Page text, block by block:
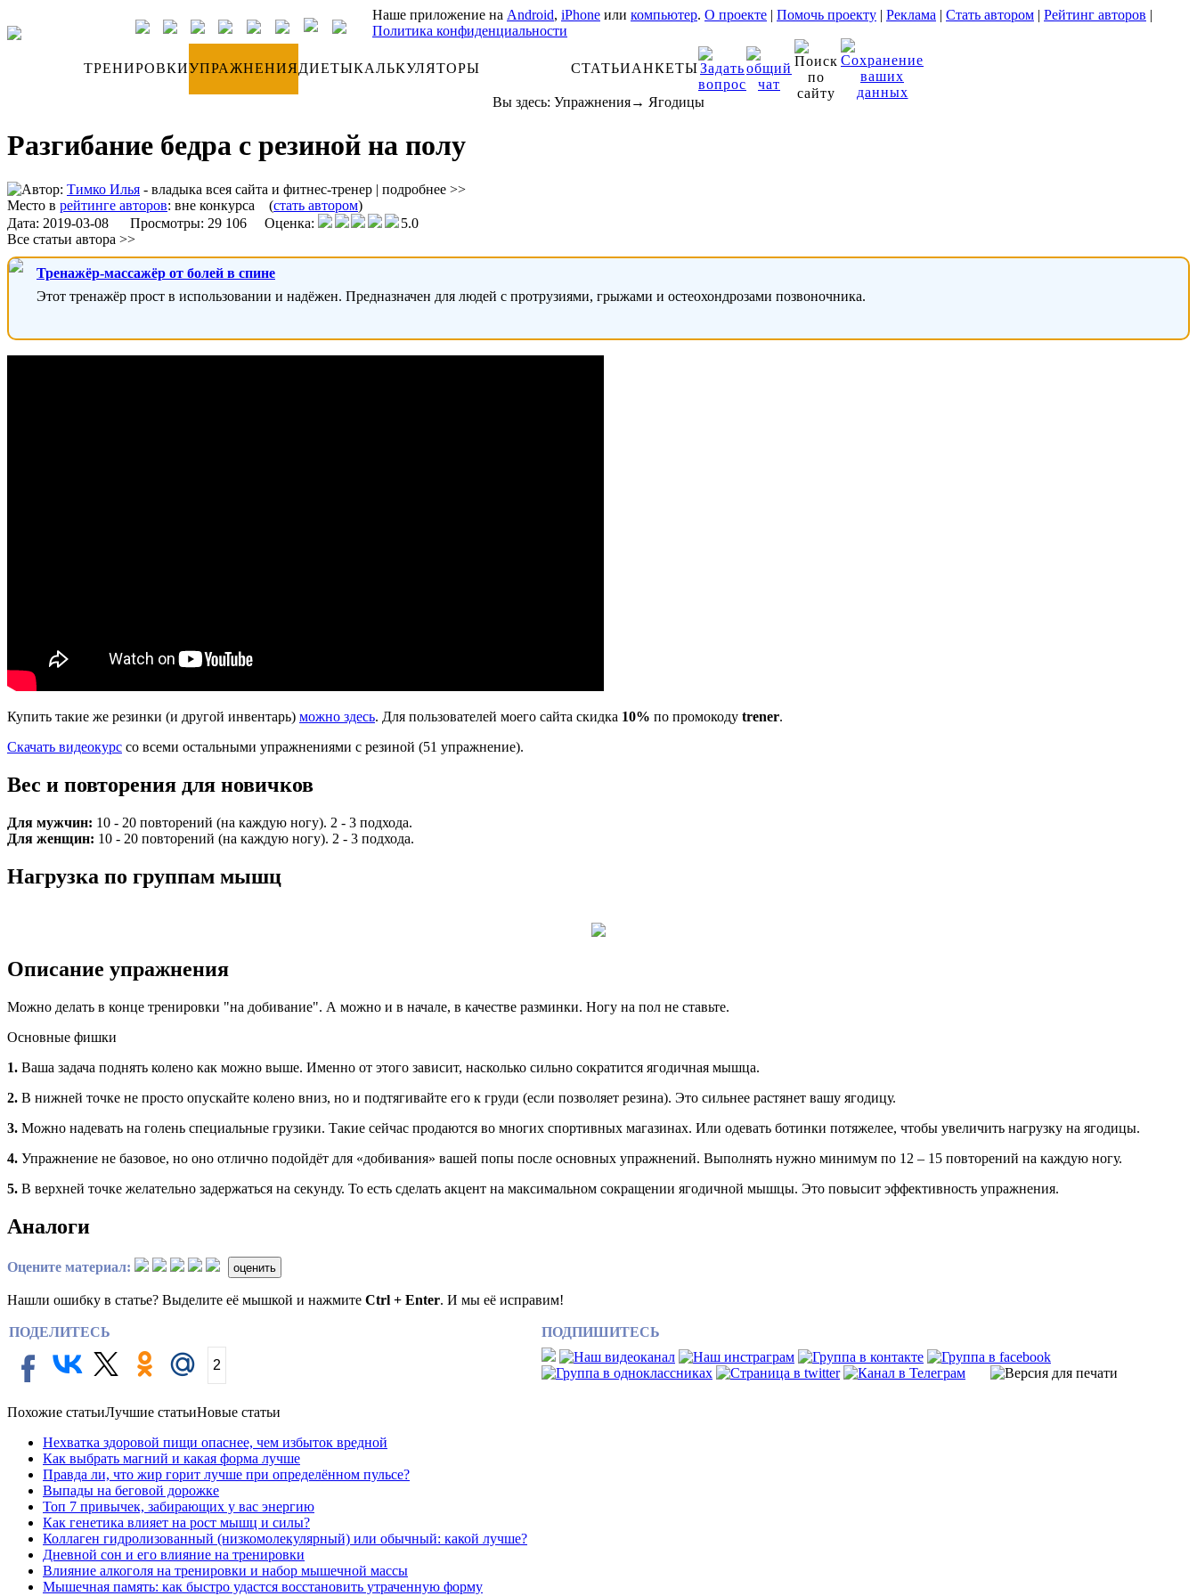
Наше приложение на Android, iPhone или компьютер. О проекте | Помочь проекту | Реклама | Стать автором | Рейтинг авторов |
Политика конфиденциальности
ТРЕНИРОВКИУПРАЖНЕНИЯДИЕТЫКАЛЬКУЛЯТОРЫ СТАТЬИАНКЕТЫ
Вы здесь: Упражнения→ Ягодицы
Разгибание бедра с резиной на полу
Автор: Тимко Илья - владыка всея сайта и фитнес-тренер | подробнее >>
Место в рейтинге авторов: вне конкурса (стать автором)
Дата: 2019-03-08 Просмотры: 29 106 Оценка:
5.0
Все статьи автора >>
Тренажёр-массажёр от болей в спине
Этот тренажёр прост в использовании и надёжен. Предназначен для людей с протрузиями, грыжами и остеохондрозами позвоночника.
Купить такие же резинки (и другой инвентарь) можно здесь. Для пользователей моего сайта скидка 10% по промокоду trener.
Скачать видеокурс со всеми остальными упражнениями с резиной (51 упражнение).
Вес и повторения для новичков
Для мужчин: 10 - 20 повторений (на каждую ногу). 2 - 3 подхода.
Для женщин: 10 - 20 повторений (на каждую ногу). 2 - 3 подхода.
Нагрузка по группам мышц
Описание упражнения
Можно делать в конце тренировки "на добивание". А можно и в начале, в качестве разминки. Ногу на пол не ставьте.
Основные фишки
1. Ваша задача поднять колено как можно выше. Именно от этого зависит, насколько сильно сократится ягодичная мышца.
2. В нижней точке не просто опускайте колено вниз, но и подтягивайте его к груди (если позволяет резина). Это сильнее растянет вашу ягодицу.
3. Можно надевать на голень специальные грузики. Такие сейчас продаются во многих спортивных магазинах. Или одевать ботинки потяжелее, чтобы увеличить нагрузку на ягодицы.
4. Упражнение не базовое, но оно отлично подойдёт для «добивания» вашей попы после основных упражнений. Выполнять нужно минимум по 12 – 15 повторений на каждую ногу.
5. В верхней точке желательно задержаться на секунду. То есть сделать акцент на максимальном сокращении ягодичной мышцы. Это повысит эффективность упражнения.
Аналоги
Оцените материал: оценить
Нашли ошибку в статье? Выделите её мышкой и нажмите Ctrl + Enter. И мы её исправим!
ПОДЕЛИТЕСЬ ПОДПИШИТЕСЬ
2
Похожие статьиЛучшие статьиНовые статьи
Нехватка здоровой пищи опаснее, чем избыток вредной
Как выбрать магний и какая форма лучше
Правда ли, что жир горит лучше при определённом пульсе?
Выпады на беговой дорожке
Топ 7 привычек, забирающих у вас энергию
Как генетика влияет на рост мышц и силы?
Коллаген гидролизованный (низкомолекулярный) или обычный: какой лучше?
Дневной сон и его влияние на тренировки
Влияние алкоголя на тренировки и набор мышечной массы
Мышечная память: как быстро удастся восстановить утраченную форму